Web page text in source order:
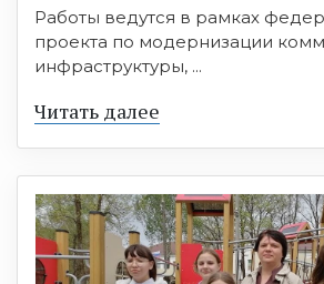
Работы ведутся в рамках
проекта по модернизации
инфраструктуры, ...
Читать далее